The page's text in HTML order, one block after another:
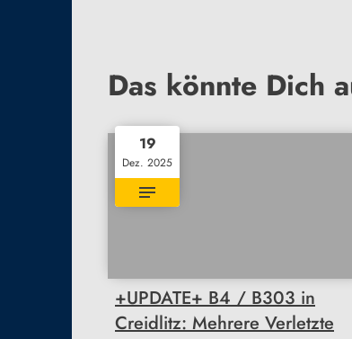
Das könnte Dich
19
Dez. 2025
+UPDATE+ B4 / B303 in
Creidlitz: Mehrere Verletzte